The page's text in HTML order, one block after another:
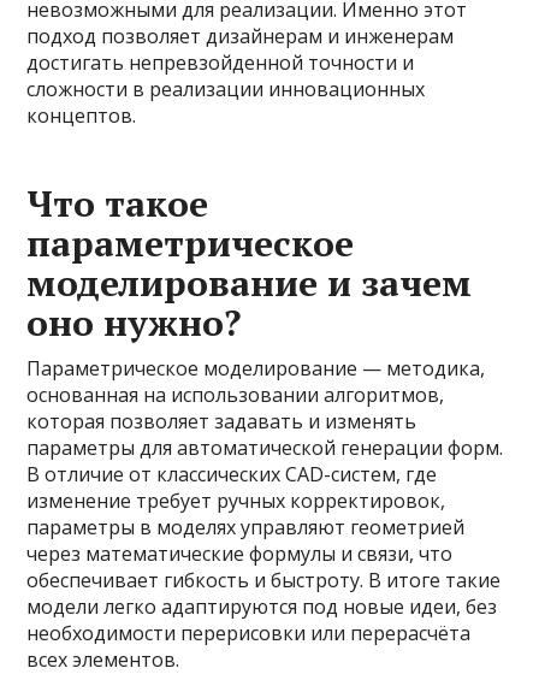
невозможными для реализации. Именно этот
подход позволяет дизайнерам и инженерам
достигать непревзойденной точности и
сложности в реализации инновационных
концептов.
Что такое
параметрическое
моделирование и зачем
оно нужно?
Параметрическое моделирование — методика,
основанная на использовании алгоритмов,
которая позволяет задавать и изменять
параметры для автоматической генерации форм.
В отличие от классических CAD-систем, где
изменение требует ручных корректировок,
параметры в моделях управляют геометрией
через математические формулы и связи, что
обеспечивает гибкость и быстроту. В итоге такие
модели легко адаптируются под новые идеи, без
необходимости перерисовки или перерасчёта
всех элементов.